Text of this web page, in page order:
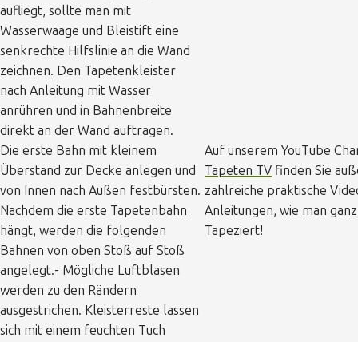
aufliegt, sollte man mit
Wasserwaage und Bleistift eine
senkrechte Hilfslinie an die Wand
zeichnen. Den Tapetenkleister
nach Anleitung mit Wasser
anrühren und in Bahnenbreite
direkt an der Wand auftragen.
Die erste Bahn mit kleinem
Überstand zur Decke anlegen und
von Innen nach Außen festbürsten.
Nachdem die erste Tapetenbahn
hängt, werden die folgenden
Bahnen von oben Stoß auf Stoß
angelegt.- Mögliche Luftblasen
werden zu den Rändern
ausgestrichen. Kleisterreste lassen
sich mit einem feuchten Tuch
Auf unserem YouTube
Tapeten TV finden Sie
zahlreiche praktische
Anleitungen, wie man
Tapeziert!